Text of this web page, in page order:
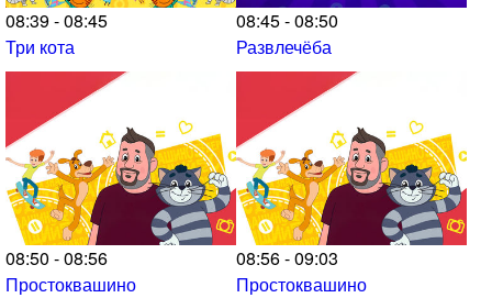
08:39 - 08:45
Три кота
08:45 - 08:50
Развлечёба
08:50 - 08:56
Простоквашино
08:56 - 09:03
Простоквашино